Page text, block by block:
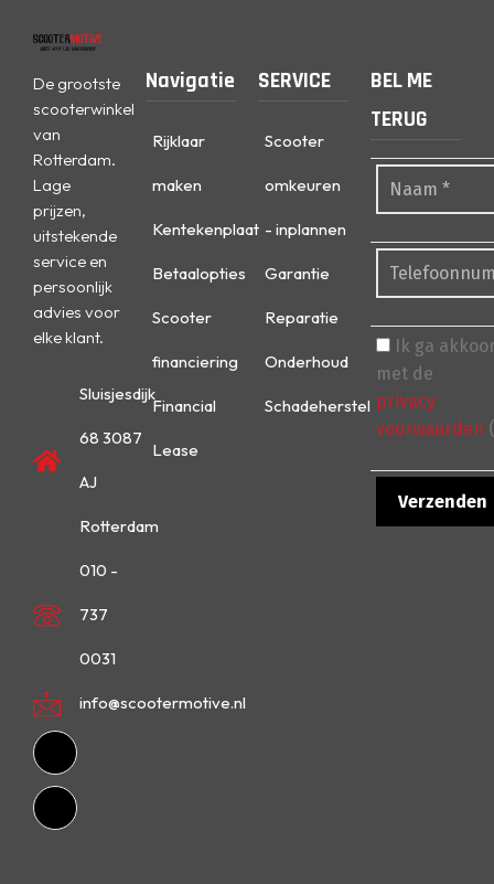
De grootste
scooterwinkel
van
Rotterdam.
Lage
prijzen,
uitstekende
service en
persoonlijk
advies voor
elke klant.
Sluisjesdijk
68 3087
AJ
Rotterdam
010 -
737
0031
info@scootermotive.nl
Navigatie
Rijklaar
maken
Kentekenplaat
Betaalopties
Scooter
financiering
Financial
Lease
SERVICE
Scooter
omkeuren
- inplannen
Garantie
Reparatie
Onderhoud
Schadeherstel
BEL ME
TERUG
Ik ga
met de
privacy
voorwaarden